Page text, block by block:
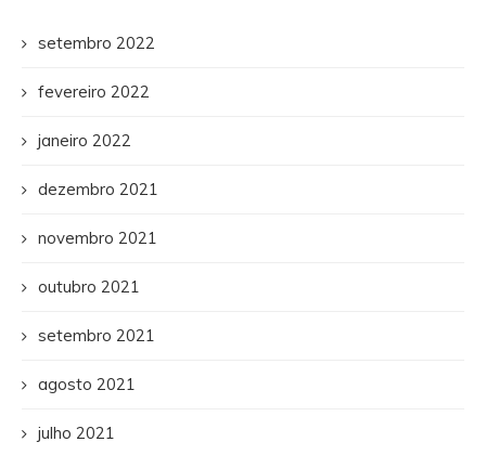
setembro 2022
fevereiro 2022
janeiro 2022
dezembro 2021
novembro 2021
outubro 2021
setembro 2021
agosto 2021
julho 2021